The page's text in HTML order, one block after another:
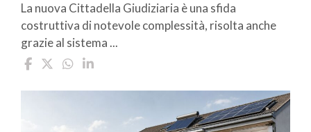
La nuova Cittadella Giudiziaria è una sfida
costruttiva di notevole complessità, risolta anche
grazie al sistema ...